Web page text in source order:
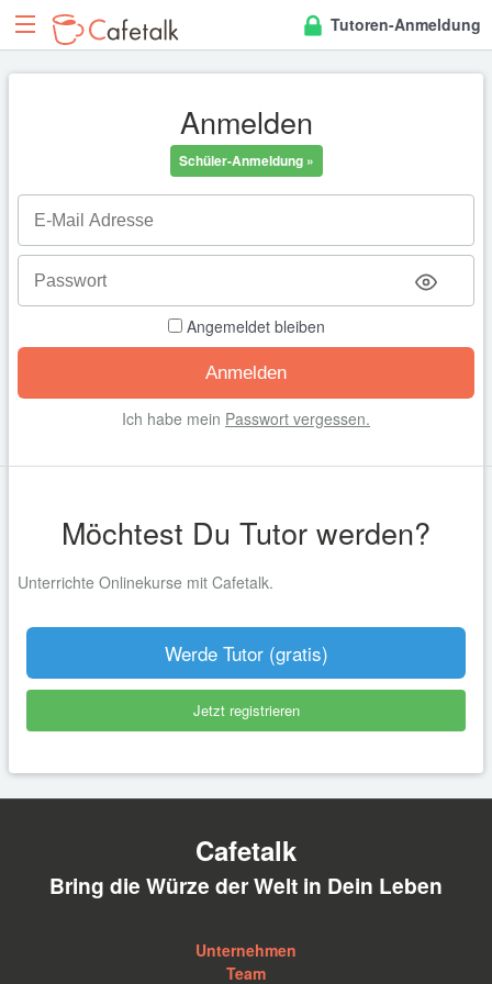
Tutoren-Anmeldung
Anmelden
Schüler-Anmeldung »
Angemeldet bleiben
Ich habe mein Passwort vergessen.
Möchtest Du Tutor werden?
Unterrichte Onlinekurse mit Cafetalk.
Werde Tutor (gratis)
Jetzt registrieren
Cafetalk
Bring die Würze der Welt in Dein Leben
Unternehmen
Team